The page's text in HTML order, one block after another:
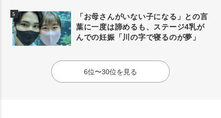
「お母さんがいない子になる」との言
葉に一度は諦めるも、ステージ4乳が
んでの妊娠「川の字で寝るのが夢」
6位〜30位を見る